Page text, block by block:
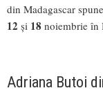
din Madagascar
12 și 18 noiembrie în
Adriana Butoi